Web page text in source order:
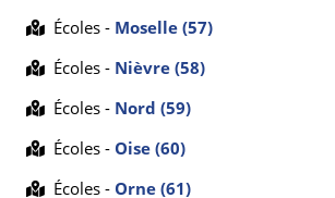
Écoles - Moselle (57)
Écoles - Nièvre (58)
Écoles - Nord (59)
Écoles - Oise (60)
Écoles - Orne (61)